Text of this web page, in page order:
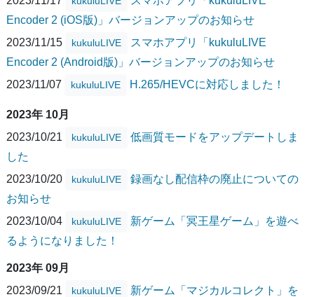
Encoder 2 (iOS版)」バージョンアップのお知らせ
2023/11/15
kukuluLIVE
スマホアプリ「kukuluLIVE
Encoder 2 (Android版)」バージョンアップのお知らせ
2023/11/07
kukuluLIVE H.265/HEVCに対応しました！
2023年 10月
2023/10/21
kukuluLIVE
低画質モードをアップデートしま
した
2023/10/20
kukuluLIVE
録画なし配信枠の廃止についての
お知らせ
2023/10/04
kukuluLIVE
新ゲーム「冥王星ゲーム」を遊べ
るようになりました！
2023年 09月
2023/09/21
kukuluLIVE
新ゲーム「マジカルコレクト」を